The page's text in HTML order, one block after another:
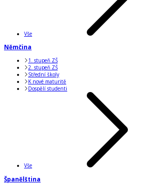
Vše
Němčina
1. stupeň ZŠ
2. stupeň ZŠ
Střední školy
K nové maturitě
Dospělí studenti
Vše
Španělština